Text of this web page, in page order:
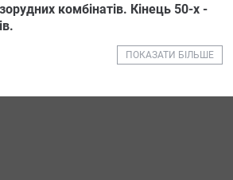
комбiнатiв. Кiнець 50-х -
ПОКАЗАТИ БІЛЬШЕ